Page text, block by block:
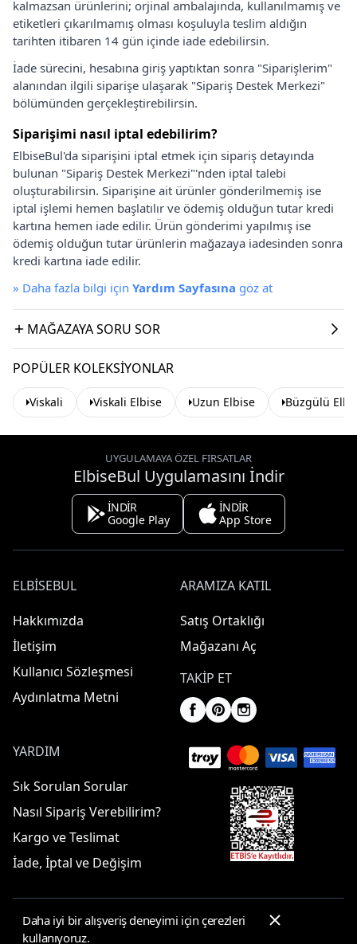
kalmazsan ürünlerini; orjinal ambalajında, kullanılmamış ve
etiketleri çıkarılmamış olması koşuluyla teslim aldığın
tarihten itibaren 14 gün içinde iade edebilirsin.
İade sürecini, hesabına giriş yaptıktan sonra "Siparişlerim"
alanından ilgili siparişe ulaşarak "Sipariş Destek Merkezi"
bölümünden gerçekleştirebilirsin.
Siparişimi nasıl iptal edebilirim?
ElbiseBul'da siparişini iptal etmek için sipariş detayında
bulunan "Sipariş Destek Merkezi"'nden iptal talebi
oluşturabilirsin. Siparişine ait ürünler gönderilmemiş ise
iptal işlemi hemen başlatılır ve ödemiş olduğun tutar kredi
kartına hemen iade edilir. Ürün gönderimi yapılmış ise
ödemiş olduğun tutar ürünlerin mağazaya iadesinden sonra
kredi kartına iade edilir.
» Daha fazla bilgi için Yardım Sayfasına göz at
MAĞAZAYA SORU SOR
POPÜLER KOLEKSIYONLAR
Viskali Viskali Elbise Uzun Elbise Büzgülü
UYGULAMAYA ÖZEL FIRSATLAR
ElbiseBul Uygulamasını İndir
İNDİR
Google Play
İNDİR
App Store
ELBISEBUL
Hakkımızda
İletişim
Kullanıcı Sözleşmesi
Aydınlatma Metni
ARAMIZA KATIL
Satış Ortaklığı
Mağazanı Aç
TAKIP ET
YARDIM
Sık Sorulan Sorular
Nasıl Sipariş Verebilirim?
Kargo ve Teslimat
İade, İptal ve Değişim
© 2025 ElbiseBul -
Daha iyi bir alışveriş deneyimi için çerezleri
kullanıyoruz.